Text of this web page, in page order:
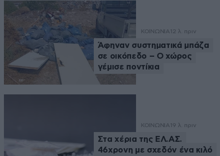
ΚΟΙΝΩΝΙΑ 12 λ. πριν
Άφηναν συστηματικά μπάζα
σε οικόπεδο – Ο χώρος
γέμισε ποντίκια
ΚΟΙΝΩΝΙΑ 19 λ. πριν
Στα χέρια της ΕΛ.ΑΣ.
46χρονη με σχεδόν ένα κιλό